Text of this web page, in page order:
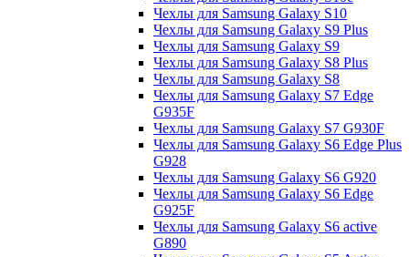
Чехлы для Samsung Galaxy S10
Чехлы для Samsung Galaxy S9 Plus
Чехлы для Samsung Galaxy S9
Чехлы для Samsung Galaxy S8 Plus
Чехлы для Samsung Galaxy S8
Чехлы для Samsung Galaxy S7 Edge
G935F
Чехлы для Samsung Galaxy S7 G930F
Чехлы для Samsung Galaxy S6 Edge Plus
G928
Чехлы для Samsung Galaxy S6 G920
Чехлы для Samsung Galaxy S6 Edge
G925F
Чехлы для Samsung Galaxy S6 active
G890